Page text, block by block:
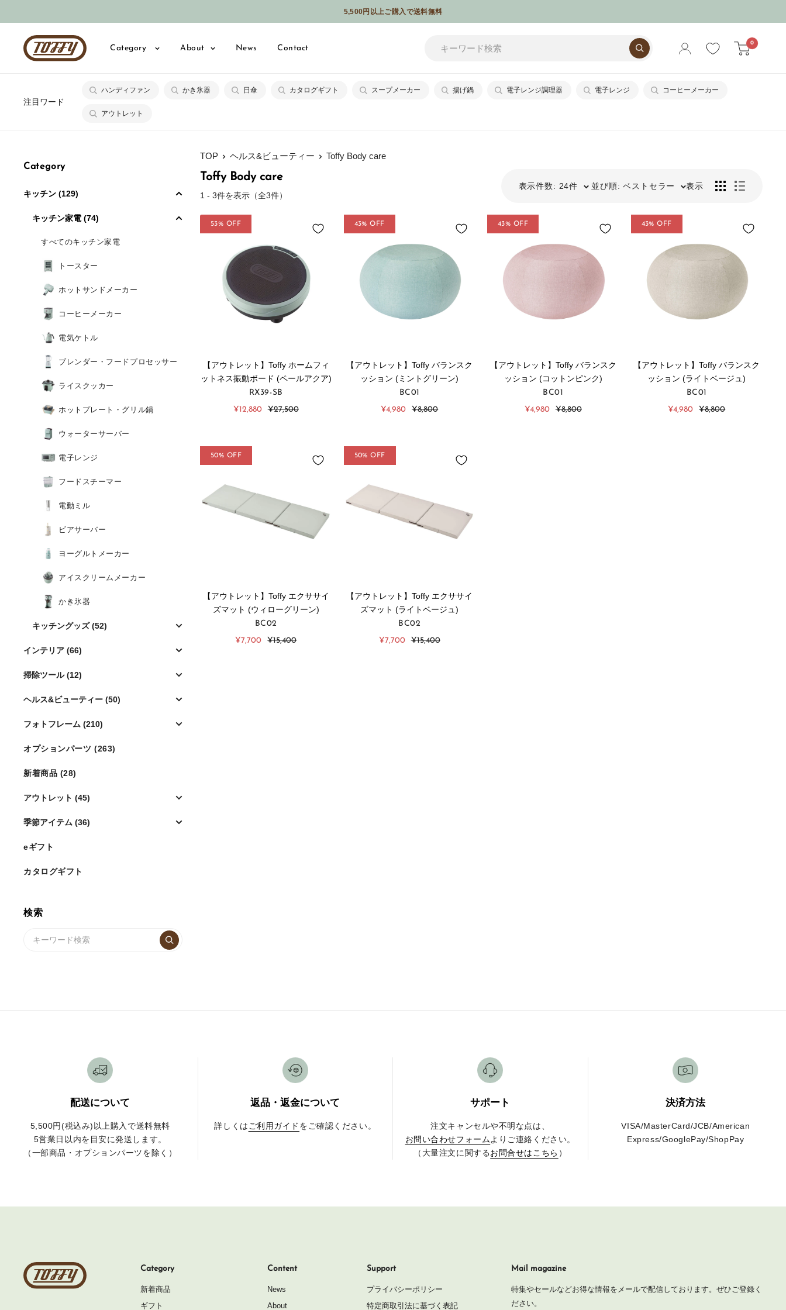
ン
5,500円以上ご購入で送料無料
Toffy
公
ン
ョ
Category About News Contact
0
注目ワード
ハンディファン かき氷器 日傘 カタログギフト スープメーカー 揚げ鍋 電子レンジ調理器 電子レンジ コーヒーメーカー
アウトレット
Category
キッチン (129)
キッチン家電 (74)
すべてのキッチン家電
トースター
ホットサンドメーカー
コーヒーメーカー
電気ケトル
ブレンダー・フードプロセッサー
ライスクッカー
ホットプレート・グリル鍋
ウォーターサーバー
電子レンジ
フードスチーマー
電動ミル
ビアサーバー
ヨーグルトメーカー
アイスクリームメーカー
かき氷器
キッチングッズ (52)
インテリア (66)
掃除ツール (12)
ヘルス&ビューティー (50)
フォトフレーム (210)
オプションパーツ (263)
新着商品 (28)
アウトレット (45)
季節アイテム (36)
eギフト
カタログギフト
検索
TOP ヘルス&ビューティー Toffy Body care
Toffy Body care
1 - 3件を表示（全3件）
表示件数: 24件 並び順: ベストセラー 表示
53% OFF
【アウトレット】Toffy ホームフィ
ットネス振動ボード (ペールアクア)
RX39-SB
販
¥12,880
通
¥27,500
43% OFF
【アウトレット】Toffy バランスク
ッション (ミントグリーン)
BC01
販
¥4,980
通
¥8,800
43% OFF
【アウトレット】Toffy バランスク
ッション (コットンピンク)
BC01
販
¥4,980
通
¥8,800
43% OFF
【アウトレット】Toffy バランスク
ッション (ライトベージュ)
BC01
販
¥4,980
通
¥8,800
50% OFF
【アウトレット】Toffy エクササイ
ズマット (ウィローグリーン)
BC02
販
¥7,700
通
¥15,400
50% OFF
【アウトレット】Toffy エクササイ
ズマット (ライトベージュ)
BC02
販
¥7,700
通
¥15,400
配送について
5,500円(税込み)以上購入で送料無料
5営業日以内を目安に発送します。
（一部商品・オプションパーツを除く）
返品・返金について
詳しくはご利用ガイド をご確認ください。
サポート
注文キャンセルや不明な点は、
お問い合わせフォームよりご連絡ください。
（大量注文に関するお問合せはこちら ）
決済方法
VISA/MasterCard/JCB/American
Express/GooglePay/ShopPay
Toffy
公
Category
新着商品
ギフト
Content
News
About
Support
プライバシーポリシー
特定商取引法に基づく表記
Mail magazine
特集やセールなどお得な情報をメールで配信しております。ぜひご登録く
ださい。